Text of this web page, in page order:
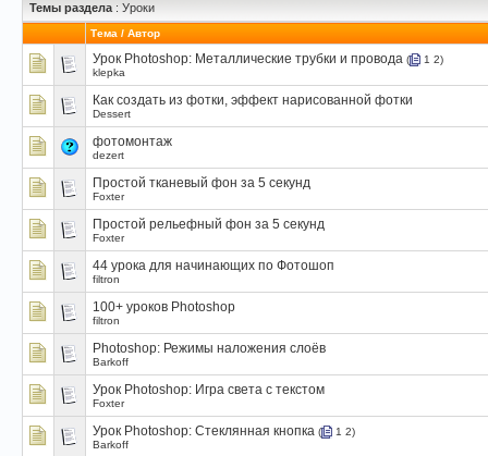
Темы раздела : Уроки
Тема / Автор
Урок Photoshop: Металлические трубки и провода ( 1 2)
klepka
Как создать из фотки, эффект нарисованной фотки
Dessert
фотомонтаж
dezert
Простой тканевый фон за 5 секунд
Foxter
Простой рельефный фон за 5 секунд
Foxter
44 урока для начинающих по Фотошоп
filtron
100+ уроков Photoshop
filtron
Photoshop: Режимы наложения слоёв
Barkoff
Урок Photoshop: Игра света с текстом
Foxter
Урок Photoshop: Стеклянная кнопка ( 1 2)
Barkoff